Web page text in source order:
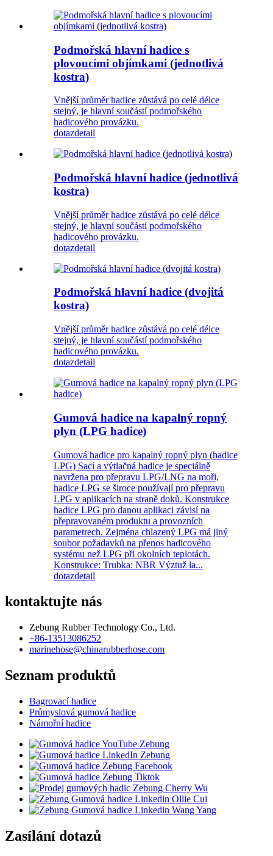
Podmořská hlavní hadice s
plovoucími objímkami (jednotlivá
kostra)
Vnější průměr hadice zůstává po celé délce
stejný, je hlavní součástí podmořského
hadicového provázku.
dotazdetail
Podmořská hlavní hadice (jednotlivá
kostra)
Vnější průměr hadice zůstává po celé délce
stejný, je hlavní součástí podmořského
hadicového provázku.
dotazdetail
Podmořská hlavní hadice (dvojitá
kostra)
Vnější průměr hadice zůstává po celé délce
stejný, je hlavní součástí podmořského
hadicového provázku.
dotazdetail
Gumová hadice na kapalný ropný
plyn (LPG hadice)
Gumová hadice pro kapalný ropný plyn (hadice
LPG) Sací a výtlačná hadice je speciálně
navržena pro přepravu LPG/LNG na moři,
hadice LPG se široce používají pro přepravu
LPG v aplikacích na straně doků. Konstrukce
hadice LPG pro danou aplikaci závisí na
přepravovaném produktu a provozních
parametrech. Zejména chlazený LPG má jiný
soubor požadavků na přenos hadicového
systému než LPG při okolních teplotách.
Konstrukce: Trubka: NBR Výztuž la...
dotazdetail
kontaktujte nás
Zebung Rubber Technology Co., Ltd.
+86-13513086252
marinehose@chinarubberhose.com
Seznam produktů
Bagrovací hadice
Průmyslová gumová hadice
Námořní hadice
Zasílání dotazů